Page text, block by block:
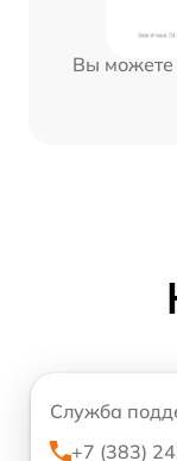
Вы можете
Служба
+7 (383)